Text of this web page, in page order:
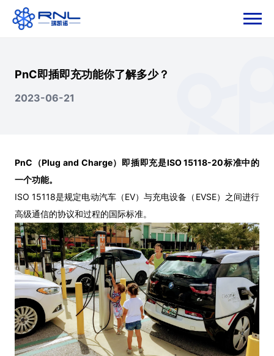
PnC即插即充功能你了解多少？
2023-06-21
PnC（Plug and Charge）即插即充是ISO 15118-20标准中的
一个功能。
ISO 15118是规定电动汽车（EV）与充电设备（EVSE）之间进行
高级通信的协议和过程的国际标准。